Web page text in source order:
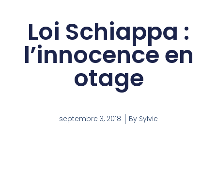
Loi Schiappa :
l’innocence en
otage
septembre 3, 2018 By Sylvie